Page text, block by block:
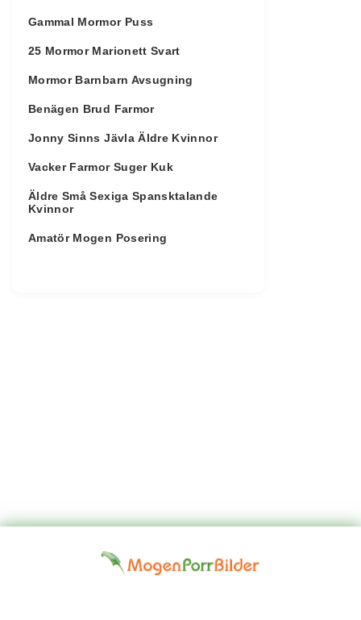
Gammal Mormor Puss
25 Mormor Marionett Svart
Mormor Barnbarn Avsugning
Benägen Brud Farmor
Jonny Sinns Jävla Äldre Kvinnor
Vacker Farmor Suger Kuk
Äldre Små Sexiga Spansktalande
Kvinnor
Amatör Mogen Posering